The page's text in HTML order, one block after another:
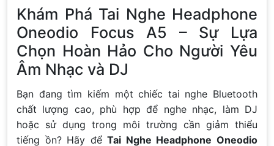
Khám Phá Tai Nghe Headphone
Oneodio Focus A5 – Sự Lựa
Chọn Hoàn Hảo Cho Người Yêu
Âm Nhạc và DJ
Bạn đang tìm kiếm một chiếc tai nghe Bluetooth
chất lượng cao, phù hợp để nghe nhạc, làm DJ
hoặc sử dụng trong môi trường cần giảm thiểu
tiếng ồn? Hãy đểTai Nghe Headphone Oneodio